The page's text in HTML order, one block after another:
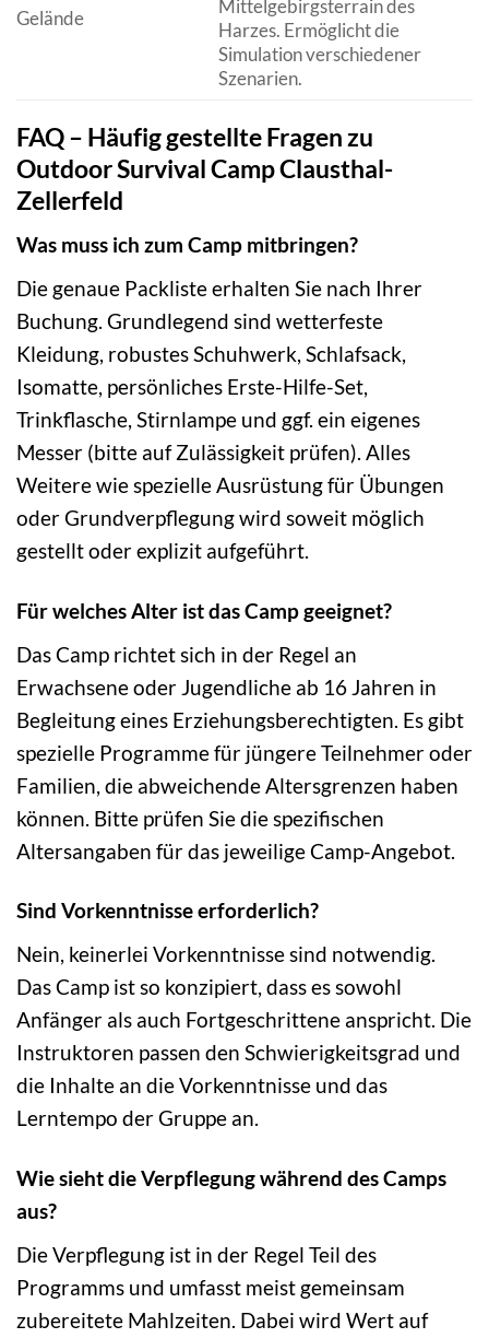
Gelände
Mittelgebirgsterrain des
Harzes. Ermöglicht die
Simulation verschiedener
Szenarien.
FAQ – Häufig gestellte Fragen zu
Outdoor Survival Camp Clausthal-
Zellerfeld
Was muss ich zum Camp mitbringen?
Die genaue Packliste erhalten Sie nach Ihrer
Buchung. Grundlegend sind wetterfeste
Kleidung, robustes Schuhwerk, Schlafsack,
Isomatte, persönliches Erste-Hilfe-Set,
Trinkflasche, Stirnlampe und ggf. ein eigenes
Messer (bitte auf Zulässigkeit prüfen). Alles
Weitere wie spezielle Ausrüstung für Übungen
oder Grundverpflegung wird soweit möglich
gestellt oder explizit aufgeführt.
Für welches Alter ist das Camp geeignet?
Das Camp richtet sich in der Regel an
Erwachsene oder Jugendliche ab 16 Jahren in
Begleitung eines Erziehungsberechtigten. Es gibt
spezielle Programme für jüngere Teilnehmer oder
Familien, die abweichende Altersgrenzen haben
können. Bitte prüfen Sie die spezifischen
Altersangaben für das jeweilige Camp-Angebot.
Sind Vorkenntnisse erforderlich?
Nein, keinerlei Vorkenntnisse sind notwendig.
Das Camp ist so konzipiert, dass es sowohl
Anfänger als auch Fortgeschrittene anspricht. Die
Instruktoren passen den Schwierigkeitsgrad und
die Inhalte an die Vorkenntnisse und das
Lerntempo der Gruppe an.
Wie sieht die Verpflegung während des Camps
aus?
Die Verpflegung ist in der Regel Teil des
Programms und umfasst meist gemeinsam
zubereitete Mahlzeiten. Dabei wird Wert auf